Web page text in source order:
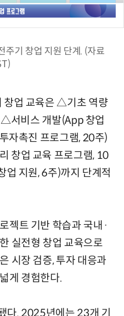
주기 창업 지원 단계. (자료
창업 교육은 △기초 역량
서비스 개발(App 창업
자촉진 프로그램, 20주)
창업 교육 프로그램, 10
지원, 6주)까지 단계적
젝트 기반 학습과 국내·
실전형 창업 교육으로
시장 검증, 투자 대응과
게 경험한다.
다. 2025년에는 23개 기